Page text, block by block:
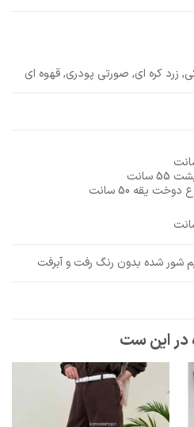
زرد کره ای, صورتی پودری, قهوه ای
یقه 50 سانت
شور شده بدون رنگ رفت و آبرفت